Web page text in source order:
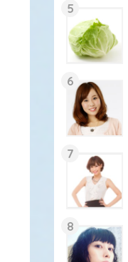
5
6
7
8